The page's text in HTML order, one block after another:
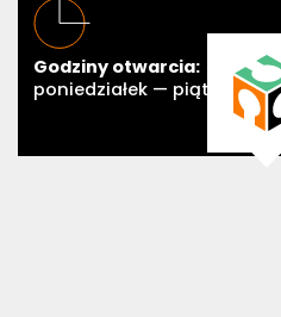
Godziny otwarcia:
poniedziałek — piątek